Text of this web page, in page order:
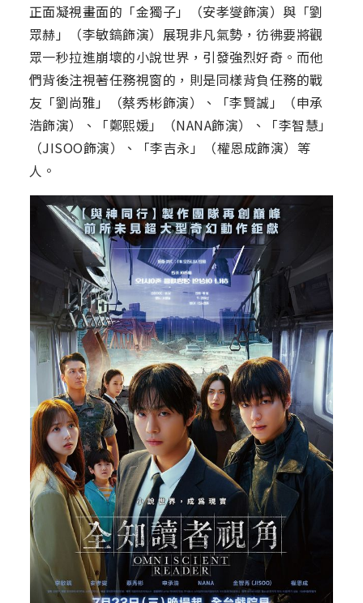
正面凝視畫面的「金獨子」（安孝燮飾演）與「劉
眾赫」（李敏鎬飾演）展現非凡氣勢，彷彿要將觀
眾一秒拉進崩壞的小說世界，引發強烈好奇。而他
們背後注視著任務視窗的，則是同樣背負任務的戰
友「劉尚雅」（蔡秀彬飾演）、「李賢誠」（申承
浩飾演）、「鄭熙媛」（NANA飾演）、「李智慧」
（JISOO飾演）、「李吉永」（權恩成飾演）等
人。